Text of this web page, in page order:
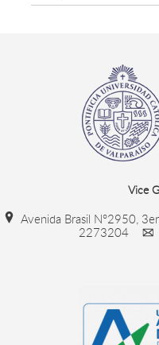
Vice
Avenida Brasil N°2950,
2273204